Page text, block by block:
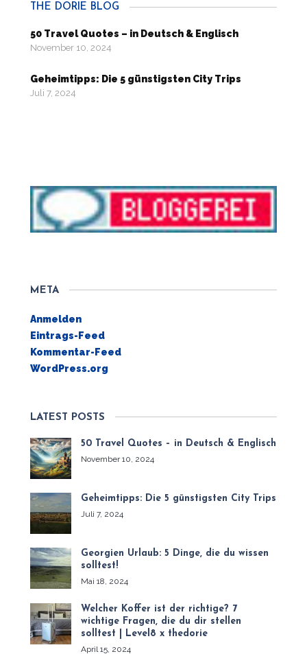
THE DORIE BLOG
50 Travel Quotes – in Deutsch & Englisch
November 10, 2024
Geheimtipps: Die 5 günstigsten City Trips
Juli 7, 2024
META
Anmelden
Eintrags-Feed
Kommentar-Feed
WordPress.org
LATEST POSTS
50 Travel Quotes – in Deutsch & Englisch
November 10, 2024
Geheimtipps: Die 5 günstigsten City Trips
Juli 7, 2024
Georgien Urlaub: 5 Dinge, die du wissen
solltest!
Mai 18, 2024
Welcher Koffer ist der richtige? 7
wichtige Fragen, die du dir stellen
solltest | Level8 x thedorie
April 15, 2024